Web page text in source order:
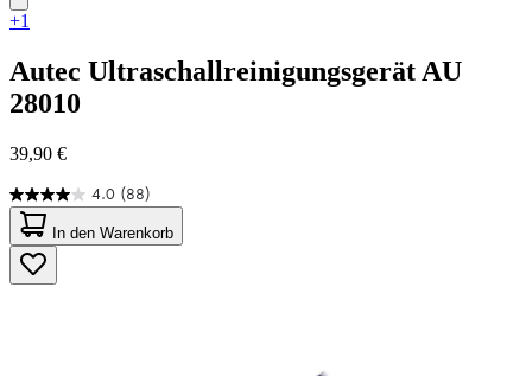
+1
Autec Ultraschallreinigungsgerät AU
28010
39,90 €
4.0 (88)
4.0
von
5
Sternen.
88
In den Warenkorb